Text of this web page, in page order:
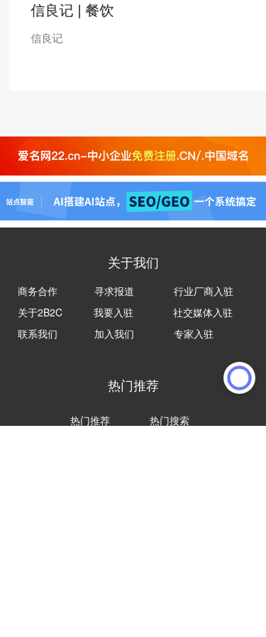
信良记 | 餐饮
信良记
关于我们
商务合作
寻求报道
行业厂商入驻
关于2B2C
我要入驻
社交媒体入驻
联系我们
加入我们 专家入驻
热门推荐
热门推荐 热门搜索